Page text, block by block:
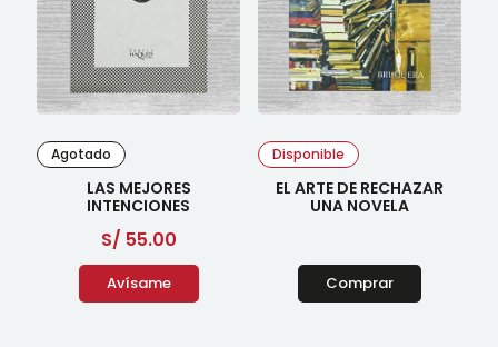
Agotado
LAS MEJORES
INTENCIONES
S/ 55.00
Avísame
Disponible
EL ARTE DE RECHAZAR
UNA NOVELA
Comprar